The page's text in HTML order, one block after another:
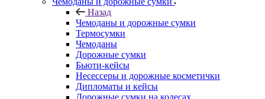
Назад
Чемоданы и дорожные сумки
Термосумки
Чемоданы
Дорожные сумки
Бьюти-кейсы
Несессеры и дорожные косметички
Дипломаты и кейсы
Дорожные сумки на колесах